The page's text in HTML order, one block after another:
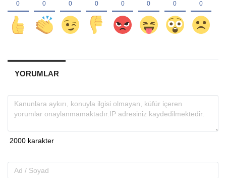
YORUMLAR